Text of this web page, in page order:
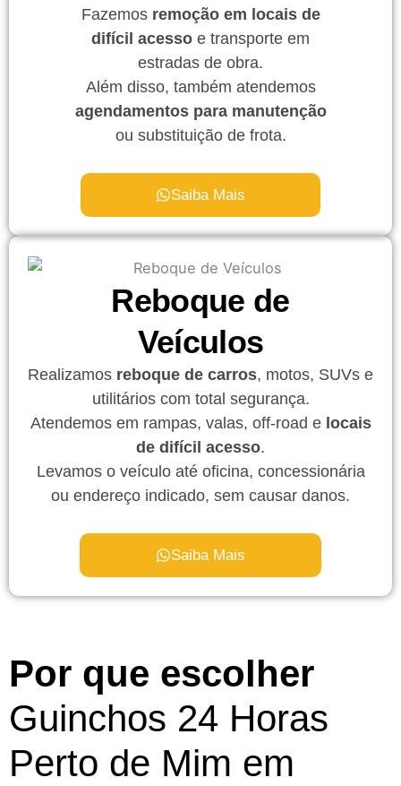
Fazemos remoção em locais de
difícil acesso e transporte em
estradas de obra.
Além disso, também atendemos
agendamentos para manutenção
ou substituição de frota.
Saiba Mais
Reboque de
Veículos
Realizamos reboque de carros, motos, SUVs e
utilitários com total segurança.
Atendemos em rampas, valas, off-road e locais
de difícil acesso.
Levamos o veículo até oficina, concessionária
ou endereço indicado, sem causar danos.
Saiba Mais
Por que escolher
Guinchos 24 Horas
Perto de Mim em